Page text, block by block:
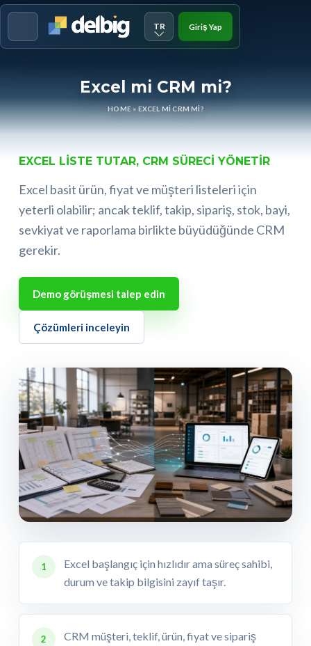
TR Giriş Yap
Excel mi CRM mi?
HOME » EXCEL MI CRM MI?
EXCEL LISTE TUTAR, CRM SÜRECI YÖNETIR
Excel basit ürün, fiyat ve müşteri listeleri için
yeterli olabilir; ancak teklif, takip, sipariş, stok, bayi,
sevkiyat ve raporlama birlikte büyüdüğünde CRM
gerekir.
Demo görüşmesi talep edin
Çözümleri inceleyin
1
Excel başlangıç için hızlıdır ama süreç sahibi,
durum ve takip bilgisini zayıf taşır.
2
CRM müşteri, teklif, ürün, fiyat ve sipariş